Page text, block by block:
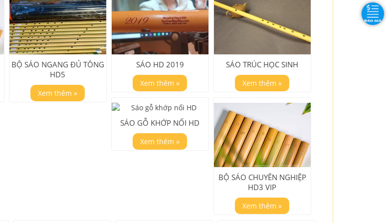
BỘ SÁO NGANG ĐỦ TÔNG
HD5
Xem thêm »
SÁO HD 2019
Xem thêm »
SÁO TRÚC HỌC SINH
Xem thêm »
SÁO GỖ KHỚP NỐI HD
Xem thêm »
BỘ SÁO CHUYÊN NGHIỆP
HD3 VIP
Xem thêm »